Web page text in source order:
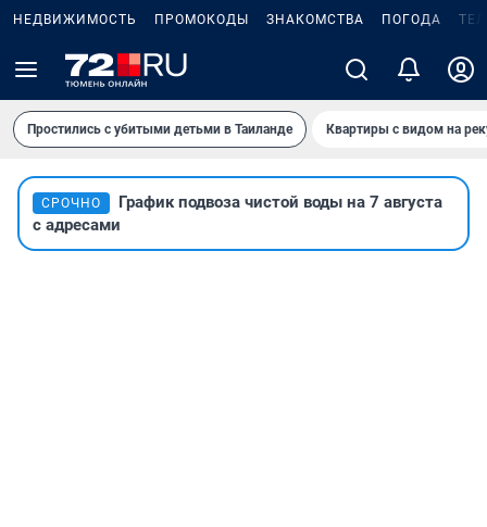
НЕДВИЖИМОСТЬ ПРОМОКОДЫ ЗНАКОМСТВА ПОГОДА
Простились с убитыми детьми в Таиланде Квартиры с видом на
СРОЧНО
График подвоза чистой воды на 7 августа
с адресами